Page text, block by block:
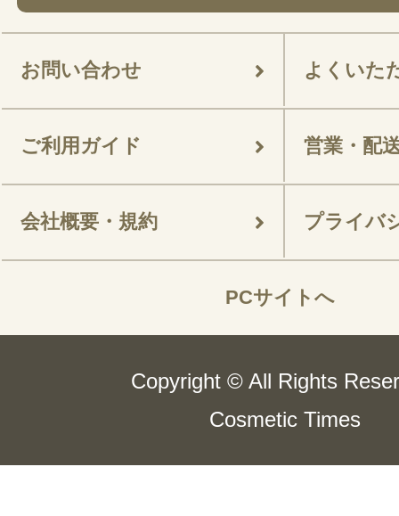
お問い合わせ よくいた
ご利用ガイド 営業・配
会社概要・規約 プライバ
PCサイトへ
Copyright © All Rights
Cosmetic Times